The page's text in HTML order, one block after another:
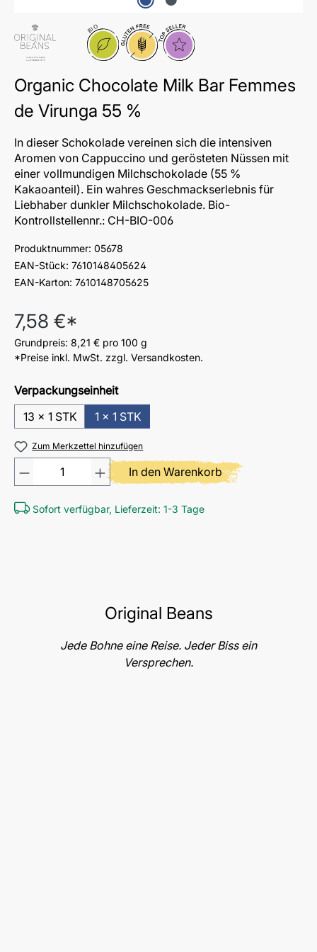
Bio GlutenfreiTopseller
Organic Chocolate Milk Bar Femmes
de Virunga 55 %
In dieser Schokolade vereinen sich die intensiven
Aromen von Cappuccino und gerösteten Nüssen mit
einer vollmundigen Milchschokolade (55 %
Kakaoanteil). Ein wahres Geschmackserlebnis für
Liebhaber dunkler Milchschokolade. Bio-
Kontrollstellennr.: CH-BIO-006
Produktnummer: 05678
EAN-Stück: 7610148405624
EAN-Karton: 7610148705625
Regulärer Preis:
7,58 €*
Grundpreis: 8,21 € pro 100 g
*Preise inkl. MwSt. zzgl. Versandkosten.
Verpackungseinheit
13 x 1 STK
1 x 1 STK
Zum Merkzettel hinzufügen
Produkt Anzahl: Gib den
In den Warenkorb
Sofort verfügbar, Lieferzeit: 1-3 Tage
Original Beans
Jede Bohne eine Reise. Jeder Biss ein
Versprechen.